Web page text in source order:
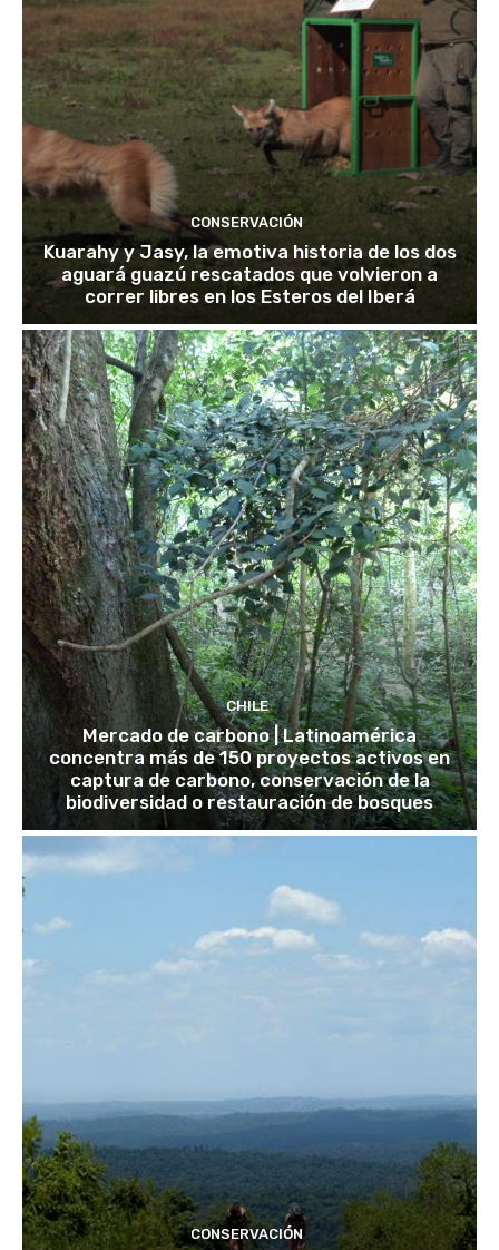
CONSERVACIÓN
Kuarahy y Jasy, la emotiva historia de los dos
aguará guazú rescatados que volvieron a
correr libres en los Esteros del Iberá
CHILE
Mercado de carbono | Latinoamérica
concentra más de 150 proyectos activos en
captura de carbono, conservación de la
biodiversidad o restauración de bosques
CONSERVACIÓN